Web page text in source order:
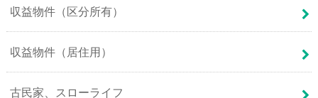
収益物件（区分所有）
収益物件（居住用）
古民家、スローライフ